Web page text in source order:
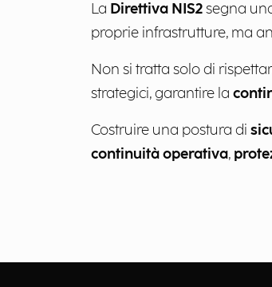
La Direttiva NIS2segna
proprie infrastrutture, ma
Non si tratta solo di
strategici, garantire la
Costruire una postura di
continuità operativa,